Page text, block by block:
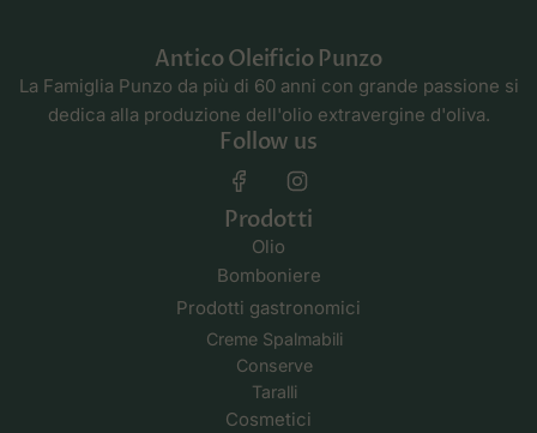
Antico Oleificio Punzo
La Famiglia Punzo da più di 60 anni con grande passione si
dedica alla produzione dell'olio extravergine d'oliva.
Follow us
Prodotti
Olio
Bomboniere
Prodotti gastronomici
Creme Spalmabili
Conserve
Taralli
Cosmetici